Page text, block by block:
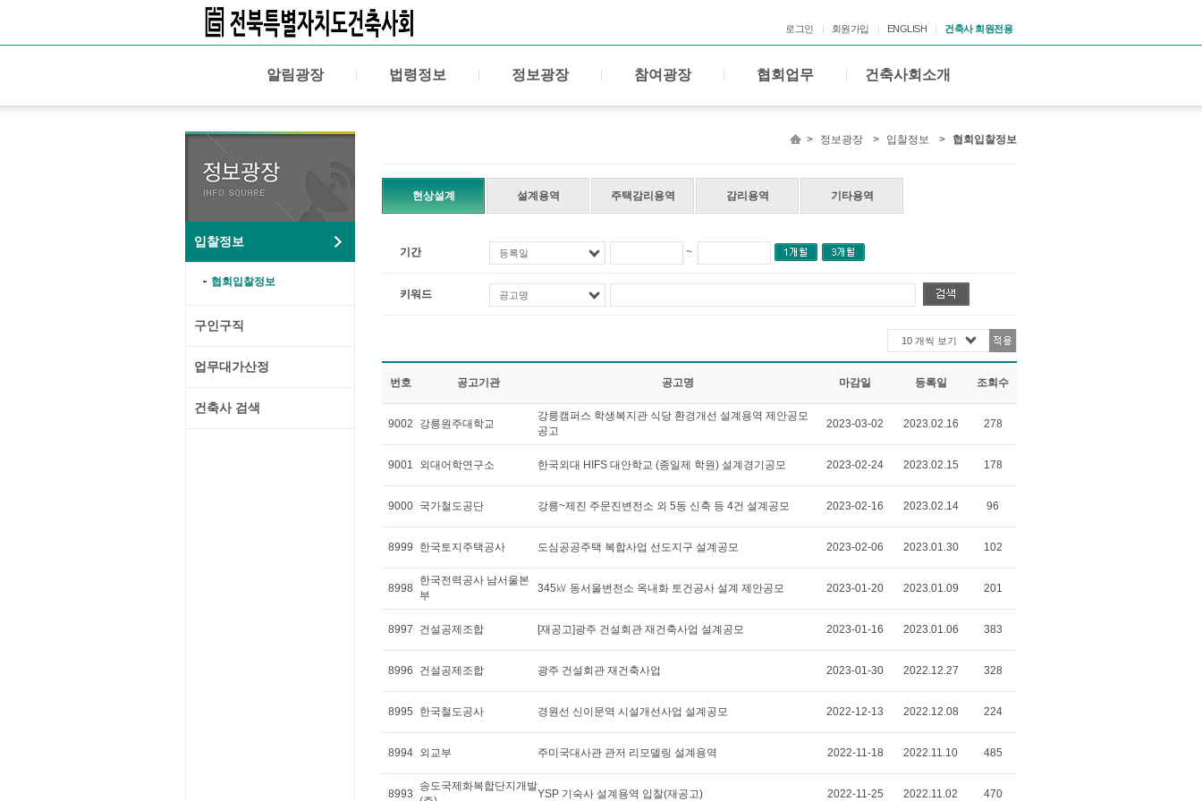
로그인 회원가입 ENGLISH 건축사 회원전용
알림광장 법령정보 정보광장 참여광장 협회업무 건축사회소개
입찰정보
협회입찰정보
구인구직
업무대가산정
건축사 검색
> 정보광장 > 입찰정보 > 협회입찰정보
현상설계 설계용역 주택감리용역 감리용역 기타용역
기간 등록일 ~
키워드 공고명
10 개씩 보기
번호 공고기관 공고명 마감일 등록일 조회수
9002 강릉원주대학교
강릉캠퍼스 학생복지관 식당 환경개선 설계용역 제안공모
공고
2023-03-02 2023.02.16 278
9001 외대어학연구소 한국외대 HIFS 대안학교 (종일제 학원) 설계경기공모 2023-02-24 2023.02.15 178
9000 국가철도공단 강릉~제진 주문진변전소 외 5동 신축 등 4건 설계공모 2023-02-16 2023.02.14 96
8999 한국토지주택공사 도심공공주택 복합사업 선도지구 설계공모 2023-02-06 2023.01.30 102
8998
한국전력공사 남서울본
부
345㎸ 동서울변전소 옥내화 토건공사 설계 제안공모 2023-01-20 2023.01.09 201
8997 건설공제조합 [재공고]광주 건설회관 재건축사업 설계공모 2023-01-16 2023.01.06 383
8996 건설공제조합 광주 건설회관 재건축사업 2023-01-30 2022.12.27 328
8995 한국철도공사 경원선 신이문역 시설개선사업 설계공모 2022-12-13 2022.12.08 224
8994 외교부 주미국대사관 관저 리모델링 설계용역 2022-11-18 2022.11.10 485
8993
송도국제화복합단지개발
YSP 기숙사 설계용역 입찰(재공고) 2022-11-25 2022.11.02 470